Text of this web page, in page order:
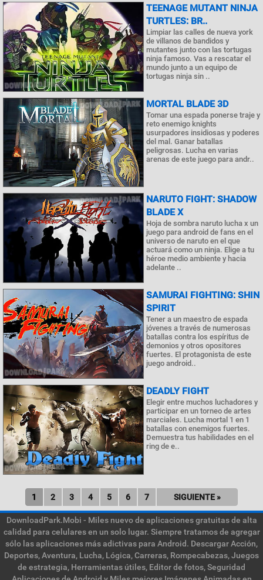
TEENAGE MUTANT NINJA
TURTLES: BR..
Limpiar las calles de nueva york
de villanos de bandidos y
mutantes junto con las tortugas
ninja famoso. Vas a rescatar el
mundo junto a un equipo de
tortugas ninja sin ..
MORTAL BLADE 3D
Tomar una espada ponerse traje y
reto enemigo knights
usurpadores insidiosas y poderes
del mal. Ganar batallas
peligrosas. Lucha en varias
arenas de este juego para andr..
NARUTO FIGHT: SHADOW
BLADE X
Hoja de sombra naruto lucha x un
juego para android de fans en el
universo de naruto en el que
actuará como un ninja. Elige a tu
héroe medio ambiente y hacia
adelante ..
SAMURAI FIGHTING: SHIN
SPIRIT
Tener a un maestro de espada
jóvenes a través de numerosas
batallas contra los espíritus de
demonios y otros opositores
fuertes. El protagonista de este
juego android..
DEADLY FIGHT
Elegir entre muchos luchadores y
participar en un torneo de artes
marciales. Lucha mortal 1 en 1
batallas con enemigos fuertes.
Demuestra tus habilidades en el
ring de e..
1 2 3 4 5 6 7 SIGUIENTE »
DownloadPark.Mobi - Miles nuevo de aplicaciones gratuitas de alta
calidad para celulares en un solo lugar. Siempre tratamos de agregar
sólo las aplicaciones más adictivas para Android. Descargar Acción,
Deportes, Aventura, Lucha, Lógica, Carreras, Rompecabezas, Juegos
de estrategia, Herramientas útiles, Editor de fotos, Seguridad